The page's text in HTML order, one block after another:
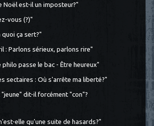
Noël est-il un imposteur?"
vous (?)"
quoi ça sert?"
: Parlons sérieux, parlons rire"
philo passe le bac - Être heureux"
sectaires : Où s'arrête ma liberté?"
dit-il forcément "con"?
elle qu'une suite de hasards?"